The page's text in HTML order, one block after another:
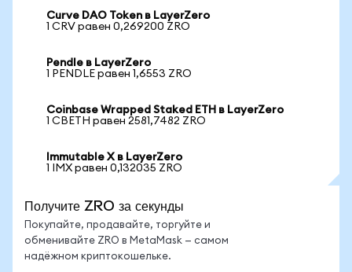
Curve DAO Token в LayerZero
1 CRV равен 0,269200 ZRO
Pendle в LayerZero
1 PENDLE равен 1,6553 ZRO
Coinbase Wrapped Staked ETH в LayerZero
1 CBETH равен 2581,7482 ZRO
Immutable X в LayerZero
1 IMX равен 0,132035 ZRO
Получите ZRO за секунды
Покупайте, продавайте, торгуйте и
обменивайте ZRO в MetaMask — самом
надёжном криптокошельке.